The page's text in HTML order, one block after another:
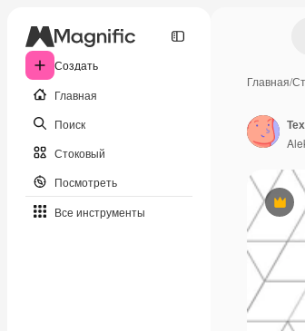
Создать
Главная
Поиск
Стоковый
Посмотреть
Все инструменты
Главная/